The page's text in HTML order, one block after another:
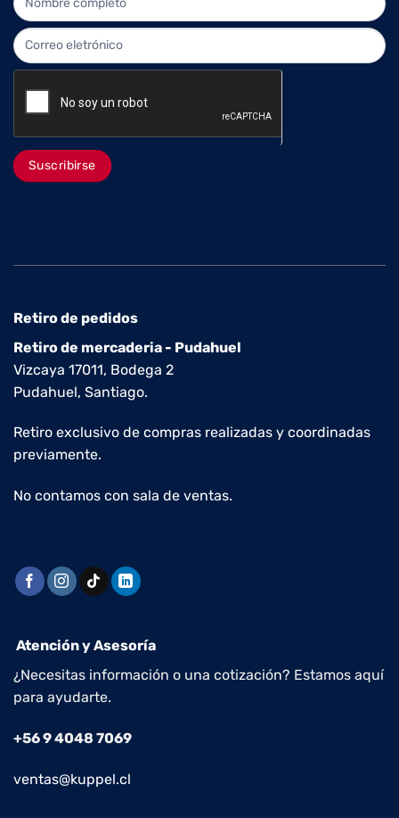
Suscribirse
Retiro de pedidos
Retiro de mercaderia - Pudahuel
Vizcaya 17011, Bodega 2
Pudahuel, Santiago.
Retiro exclusivo de compras realizadas y coordinadas
previamente.
No contamos con sala de ventas.
Atención y Asesoría
¿Necesitas información o una cotización? Estamos aquí
para ayudarte.
+56 9 4048 7069
ventas@kuppel.cl